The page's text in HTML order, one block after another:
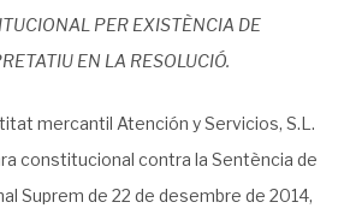
PER EXISTÈNCIA DE
EN LA RESOLUCIÓ.
mercantil Atención y Servicios, S.L.
constitucional contra la Sentència de
Suprem de 22 de desembre de 2014,